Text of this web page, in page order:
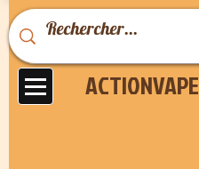
ACTIONVAPE